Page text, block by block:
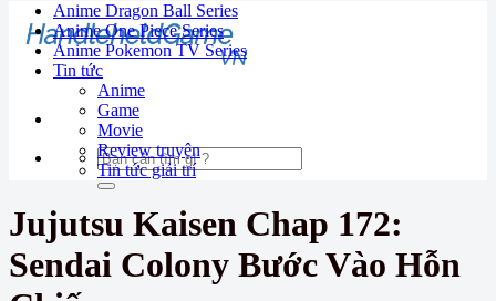
Anime Dragon Ball Series
Anime One Piece Series
Anime Pokemon TV Series
Tin tức
Anime
Game
Movie
Review truyện
Tin tức giải trí
Jujutsu Kaisen Chap 172:
Sendai Colony Bước Vào Hỗn